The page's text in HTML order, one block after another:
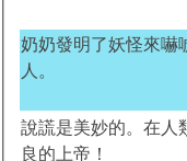
奶奶發明了妖怪來嚇
人。
說謊是美妙的。在人
良的上帝！